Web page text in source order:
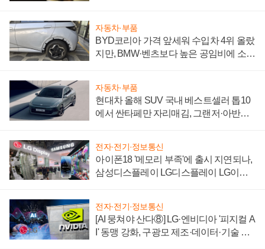
자동차·부품
BYD코리아 가격 앞세워 수입차 4위 올랐
지만, BMW·벤츠보다 높은 공임비에 소비
자동차·부품
현대차 올해 SUV 국내 베스트셀러 톱10
에서 싼타페만 자리매김, 그랜저·아반떼
전자·전기·정보통신
아이폰18 '메모리 부족'에 출시 지연되나,
삼성디스플레이 LG디스플레이 LG이노
전자·전기·정보통신
[AI 뭉쳐야 산다⑧] LG·엔비디아 '피지컬 A
I' 동맹 강화, 구광모 제조·데이터·기술 결